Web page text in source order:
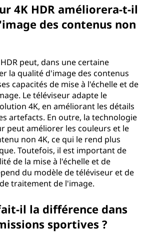
4K HDR améliorera-t-il
des contenus non
peut, dans une certaine
la qualité d'image des contenus
capacités de mise à l'échelle et de
Le téléviseur adapte le
4K, en améliorant les détails
artefacts. En outre, la technologie
peut améliorer les couleurs et le
non 4K, ce qui le rend plus
Toutefois, il est important de
de la mise à l'échelle et de
du modèle de téléviseur et de
traitement de l'image.
il la différence dans
sportives ?